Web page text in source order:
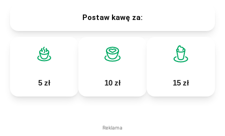
Postaw kawę za:
5 zł 10 zł 15 zł
Reklama